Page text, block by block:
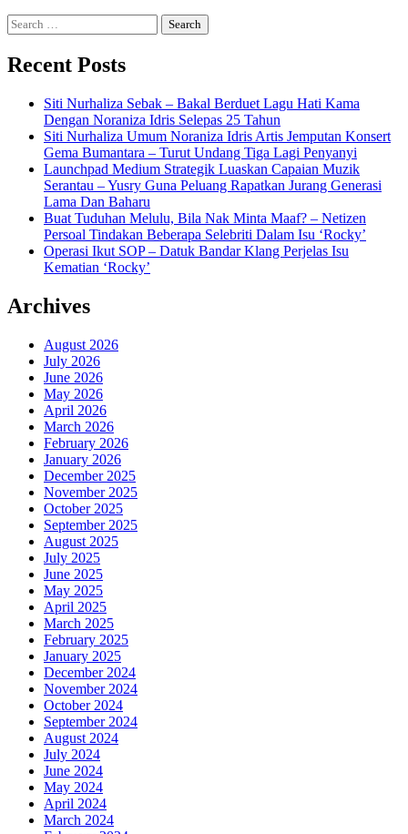
Search
for:
Recent Posts
Siti Nurhaliza Sebak – Bakal Berduet Lagu Hati Kama
Dengan Noraniza Idris Selepas 25 Tahun
Siti Nurhaliza Umum Noraniza Idris Artis Jemputan Konsert
Gema Bumantara – Turut Undang Tiga Lagi Penyanyi
Launchpad Medium Strategik Luaskan Capaian Muzik
Serantau – Yusry Guna Peluang Rapatkan Jurang Generasi
Lama Dan Baharu
Buat Tuduhan Melulu, Bila Nak Minta Maaf? – Netizen
Persoal Tindakan Beberapa Selebriti Dalam Isu ‘Rocky’
Operasi Ikut SOP – Datuk Bandar Klang Perjelas Isu
Kematian ‘Rocky’
Archives
August 2026
July 2026
June 2026
May 2026
April 2026
March 2026
February 2026
January 2026
December 2025
November 2025
October 2025
September 2025
August 2025
July 2025
June 2025
May 2025
April 2025
March 2025
February 2025
January 2025
December 2024
November 2024
October 2024
September 2024
August 2024
July 2024
June 2024
May 2024
April 2024
March 2024